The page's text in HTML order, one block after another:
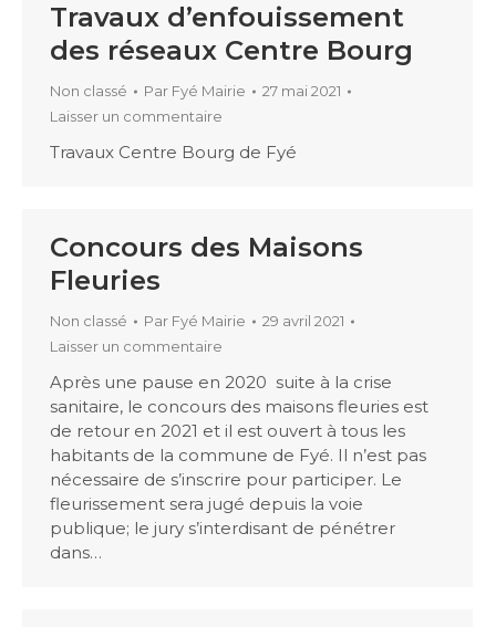
Travaux d’enfouissement
des réseaux Centre Bourg
Non classé Par Fyé Mairie
27 mai 2021
Laisser un commentaire
Travaux Centre Bourg de Fyé
Concours des Maisons
Fleuries
Non classé Par Fyé Mairie
29 avril 2021
Laisser un commentaire
Après une pause en 2020 suite à la crise
sanitaire, le concours des maisons fleuries est
de retour en 2021 et il est ouvert à tous les
habitants de la commune de Fyé. Il n’est pas
nécessaire de s’inscrire pour participer. Le
fleurissement sera jugé depuis la voie
publique; le jury s’interdisant de pénétrer
dans…